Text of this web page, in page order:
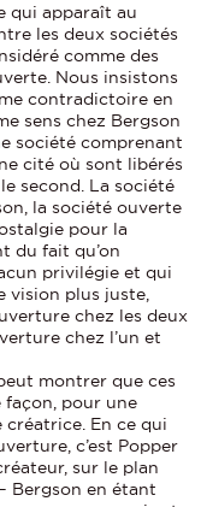
qui apparaît au
les deux sociétés
comme des
Nous insistons
contradictoire en
sens chez Bergson
société comprenant
cité où sont libérés
second. La société
la société ouverte
pour la
du fait qu’on
privilégie et qui
vision plus juste,
chez les deux
chez l’un et
montrer que ces
façon, pour une
créatrice. En ce qui
c’est Popper
sur le plan
Bergson en étant